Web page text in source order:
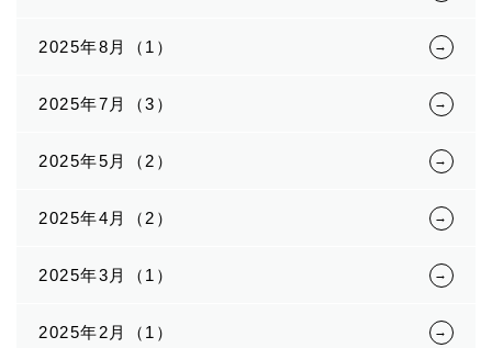
2025年8月（1）
2025年7月（3）
2025年5月（2）
2025年4月（2）
2025年3月（1）
2025年2月（1）